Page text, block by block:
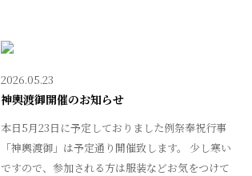
2026.05.23
神輿渡御開催のお知らせ
本日5月23日に予定しておりました例祭奉祝行事
「神輿渡御」は予定通り開催致します。 少し寒い
ですので、参加される方は服装などお気をつけて